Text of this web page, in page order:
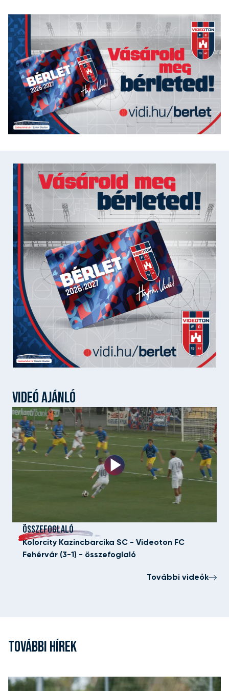
VIDEÓ AJÁNLÓ
ÖSSZEFOGLALÓ
Kolorcity Kazincbarcika SC - Videoton FC
Fehérvár (3-1) - összefoglaló
További videók
TOVÁBBI HÍREK